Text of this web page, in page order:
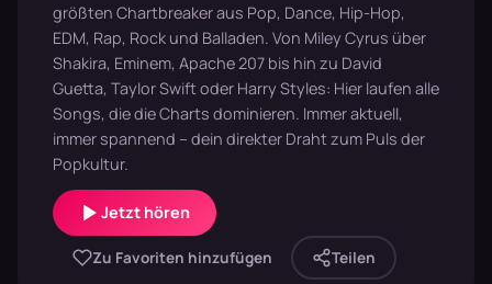
größten Chartbreaker aus Pop, Dance, Hip-Hop,
EDM, Rap, Rock und Balladen. Von Miley Cyrus über
Shakira, Eminem, Apache 207 bis hin zu David
Guetta, Taylor Swift oder Harry Styles: Hier laufen alle
Songs, die die Charts dominieren. Immer aktuell,
immer spannend – dein direkter Draht zum Puls der
Popkultur.
Jetzt hören
Zu Favoriten hinzufügen Teilen